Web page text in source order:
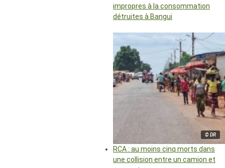
impropres à la consommation
détruites à Bangui
© DR
RCA : au moins cinq morts dans
une collision entre un camion et